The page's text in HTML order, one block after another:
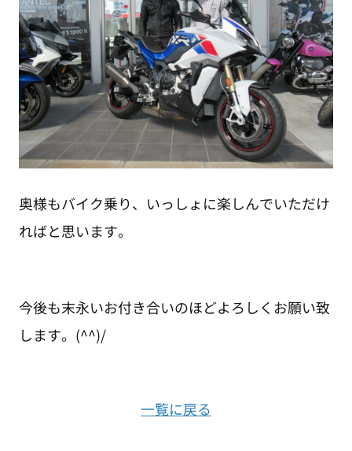
奥様もバイク乗り、いっしょに楽しんでいただけ
ればと思います。
今後も末永いお付き合いのほどよろしくお願い致
します。(^^)/
一覧に戻る